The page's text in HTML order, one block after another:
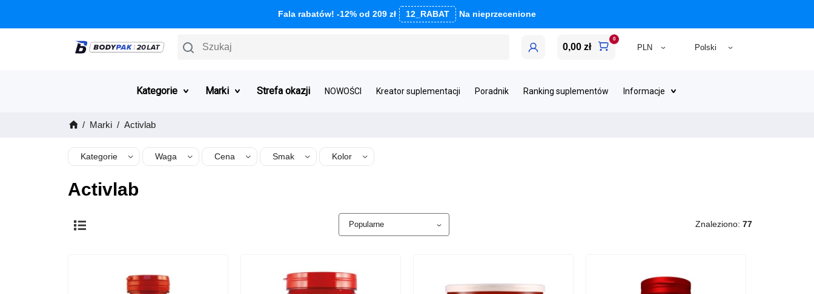
Fala rabatów! -12% od 209 zł 12_RABAT Na nieprzecenione
Szukaj 0,00 zł
0
Kategorie Marki Strefa okazji NOWOŚCI Kreator suplementacji Poradnik Ranking suplementów Informacje
Marki Activlab
Kategorie Waga Cena Smak Kolor
Activlab
Znaleziono: 77